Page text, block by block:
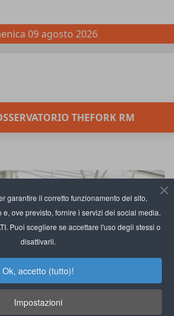
garantire il corretto funzionamento del sito,
ove previsto, fornire i servizi dei social media.
Puoi scegliere se accettare l'uso degli stessi o
disattivarli.
Ok, accetto (tutto)!
Impostazioni
09 agosto 2026
THEFORK RM